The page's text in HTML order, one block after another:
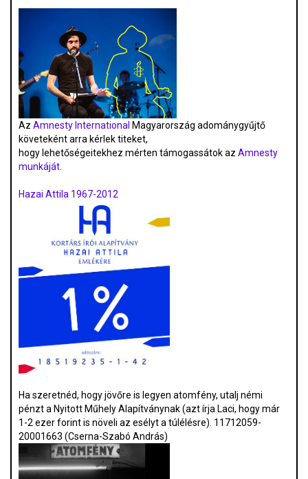
Az Amnesty International Magyarország adománygyűjtő
követeként arra kérlek titeket,
hogy lehetőségeitekhez mérten támogassátok az Amnesty
munkáját.
Hazai Attila 1967-2012
Ha szeretnéd, hogy jövőre is legyen atomfény, utalj némi
pénzt a Nyitott Műhely Alapítványnak (azt írja Laci, hogy már
1-2 ezer forint is növeli az esélyt a túlélésre). 11712059-
20001663 (Cserna-Szabó András)